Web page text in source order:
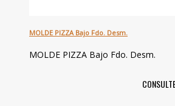
MOLDE PIZZA Bajo Fdo. Desm.
MOLDE PIZZA Bajo Fdo. Desm.